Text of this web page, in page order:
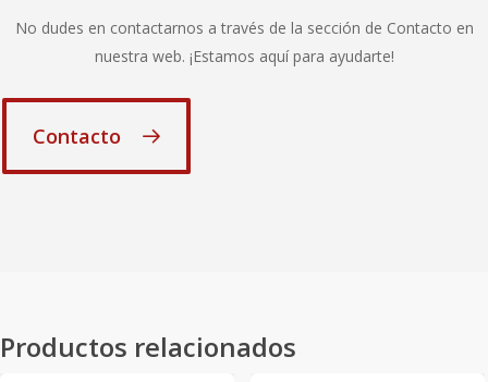
No dudes en contactarnos a través de la sección de Contacto en
nuestra web. ¡Estamos aquí para ayudarte!
Contacto
Productos relacionados